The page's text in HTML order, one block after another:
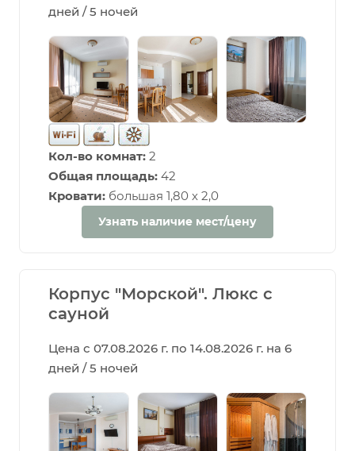
дней / 5 ночей
Кол-во комнат: 2
Общая площадь: 42
Кровати: большая 1,80 х 2,0
Узнать наличие мест/цену
Корпус "Морской". Люкс с
сауной
Цена с 07.08.2026 г. по 14.08.2026 г. на 6
дней / 5 ночей